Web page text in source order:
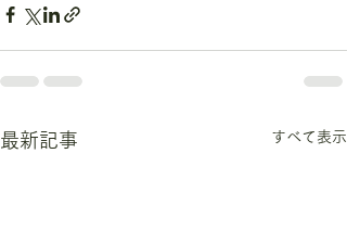
最新記事 すべて表示